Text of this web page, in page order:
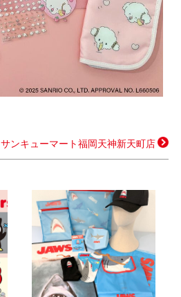
サンキューマート福岡天神新天町店